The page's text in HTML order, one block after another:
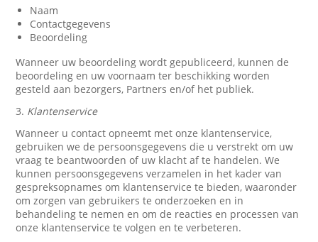
Naam
Contactgegevens
Beoordeling
Wanneer uw beoordeling wordt gepubliceerd, kunnen de
beoordeling en uw voornaam ter beschikking worden
gesteld aan bezorgers, Partners en/of het publiek.
3. Klantenservice
Wanneer u contact opneemt met onze klantenservice,
gebruiken we de persoonsgegevens die u verstrekt om uw
vraag te beantwoorden of uw klacht af te handelen. We
kunnen persoonsgegevens verzamelen in het kader van
gespreksopnames om klantenservice te bieden, waaronder
om zorgen van gebruikers te onderzoeken en in
behandeling te nemen en om de reacties en processen van
onze klantenservice te volgen en te verbeteren.